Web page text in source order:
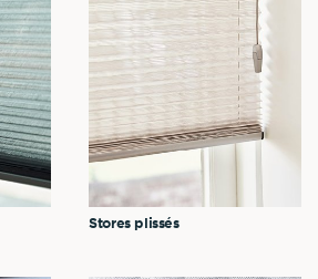
Stores plissés